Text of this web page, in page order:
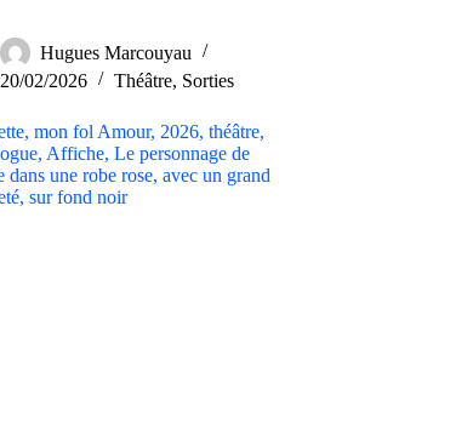
Hugues Marcouyau
20/02/2026
Théâtre, Sorties